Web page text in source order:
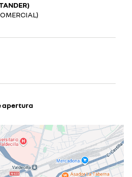
apertura
09:30 - 13:00
16:00 - 20:00
09:30 - 13:0016:00 - 20:00
09:30 - 13:0016:00 - 20:00
09:30 - 13:0016:00 - 20:00
10:00 - 13:00cerrado actualmente
cerrado actualmente